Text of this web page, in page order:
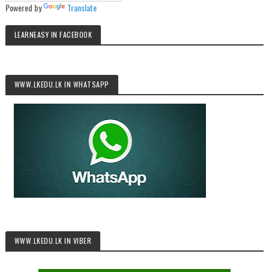
Powered by Translate
LEARNEASY IN FACEBOOK
WWW.LKEDU.LK IN WHATSAPP
WWW.LKEDU.LK IN VIBER